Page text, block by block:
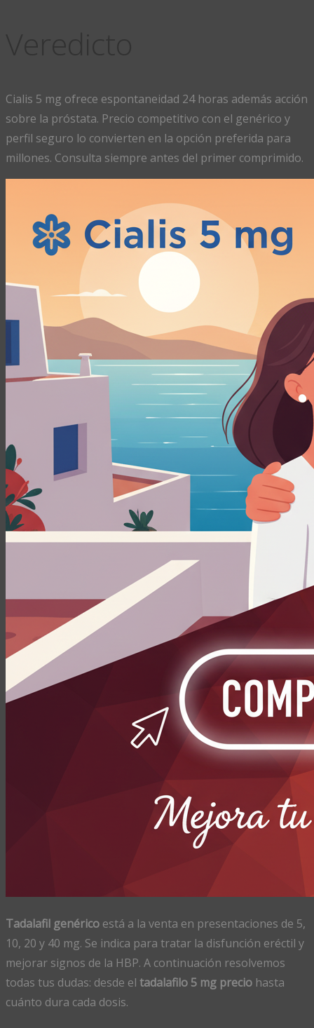
Cialis 5 mg ofrece espontaneidad 24 horas además acción
sobre la próstata. Precio competitivo con el genérico y
perfil seguro lo convierten en la opción preferida para
millones. Consulta siempre antes del primer comprimido.
Tadalafil genérico está a la venta en presentaciones de 5,
10, 20 y 40 mg. Se indica para tratar la disfunción eréctil y
mejorar signos de la HBP. A continuación resolvemos
todas tus dudas: desde el tadalafilo 5 mg precio hasta
cuánto dura cada dosis.